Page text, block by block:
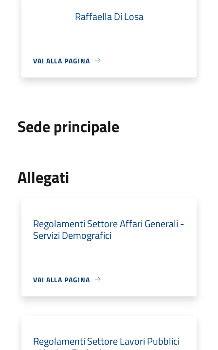
Raffaella Di Losa
VAI ALLA PAGINA
Sede principale
Allegati
Regolamenti Settore Affari Generali -
Servizi Demografici
VAI ALLA PAGINA
Regolamenti Settore Lavori Pubblici